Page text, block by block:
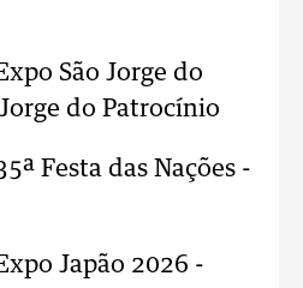
São Jorge do
do Patrocínio
Festa das Nações -
Japão 2026 -